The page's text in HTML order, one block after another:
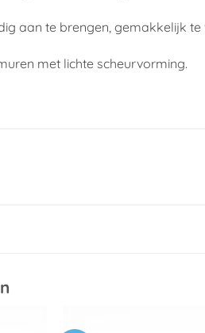
aan te brengen, gemakkelijk
met lichte scheurvorming.